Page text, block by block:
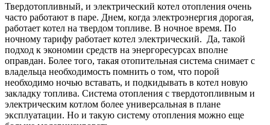
Твердотопливный, и электрический котел отопления очень
часто работают в паре. Днем, когда электроэнергия дорогая,
работает котел на твердом топливе. В ночное время. По
ночному тарифу работает котел электрический. Да, такой
подход к экономии средств на энергоресурсах вполне
оправдан. Более того, такая отопительная система снимает с
владельца необходимость помнить о том, что порой
необходимо ночью вставать, и подкидывать в котел новую
закладку топлива. Система отопления с твердотопливным и
электрическим котлом более универсальная в плане
эксплуатации. Но и такую систему отопления можно еще